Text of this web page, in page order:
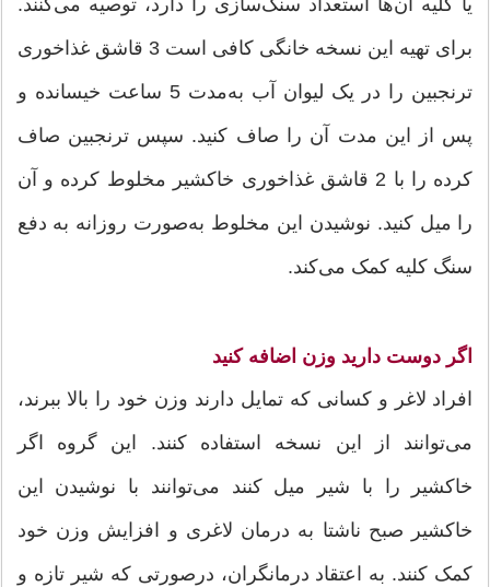
برای تهیه این نسخه خانگی کافی است 3 قاشق غذاخوری
ترنجبین را در یک لیوان آب به‌مدت 5 ساعت خیسانده و
پس از این مدت آن را صاف کنید. سپس ترنجبین صاف
کرده را با 2 قاشق غذاخوری خاکشیر مخلوط کرده و آن
را میل کنید. نوشیدن این مخلوط به‌صورت روزانه به دفع
سنگ کلیه کمک می‌کند.
اگر دوست دارید وزن اضافه کنید
افراد لاغر و کسانی که تمایل دارند وزن خود را بالا ببرند،
می‌توانند از این نسخه استفاده کنند. این گروه اگر
خاکشیر را با شیر میل کنند می‌توانند با نوشیدن این
خاکشیر صبح ناشتا به درمان لاغری و افزایش وزن خود
کمک کنند. به اعتقاد درمانگران، درصورتی که شیر تازه و